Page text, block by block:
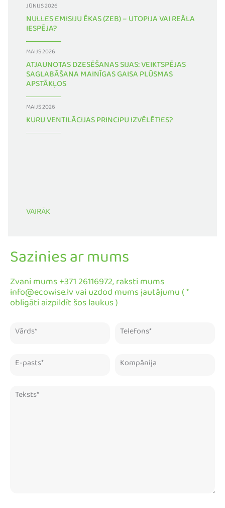
JŪNIJS 2026
NULLES EMISIJU ĒKAS (ZEB) – UTOPIJA VAI REĀLA
IESPĒJA?
MAIJS 2026
ATJAUNOTAS DZESĒŠANAS SIJAS: VEIKTSPĒJAS
SAGLABĀŠANA MAINĪGAS GAISA PLŪSMAS
APSTĀKĻOS
MAIJS 2026
KURU VENTILĀCIJAS PRINCIPU IZVĒLĒTIES?
VAIRĀK
Sazinies ar mums
Zvani mums +371 26116972, raksti mums
info@ecowise.lv vai uzdod mums jautājumu ( *
obligāti aizpildīt šos laukus )